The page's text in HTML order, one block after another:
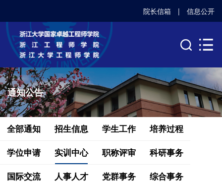
院长信箱 | 信息公开
通知公告
全部通知 招生信息 学生工作
培养过程
学位申请
实训中心 职称评审
科研事务
国际交流
人事人才 党群事务 综合事务